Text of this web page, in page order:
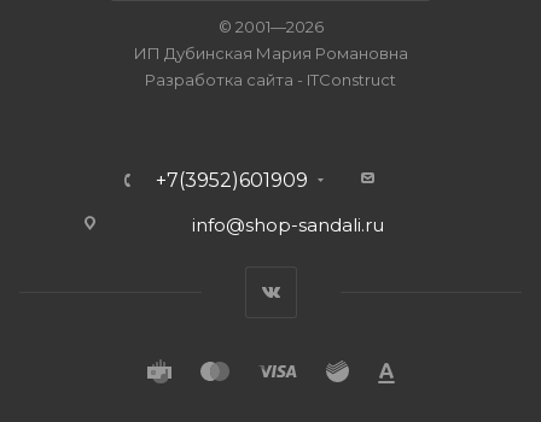
© 2001—2026
ИП Дубинская Мария Романовна
Разработка сайта - ITConstruct
+7(3952)601909
info@shop-sandali.ru